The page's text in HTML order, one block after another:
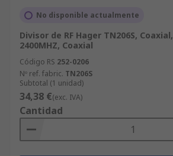
No disponible actualmente
Divisor de RF Hager TN206S,
2400MHZ, Coaxial
Código RS 252-0206
Nº ref. fabric. TN206S
Subtotal (1 unidad)
34,38 €(exc. IVA)
Cantidad